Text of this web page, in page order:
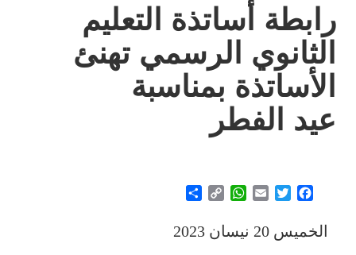
رابطة أساتذة التعليم
الثانوي الرسمي تهنئ
الأساتذة بمناسبة
عيد الفطر
Facebook
Twitter
Email
WhatsApp
Copy
الخميس 20 نيسان 2023